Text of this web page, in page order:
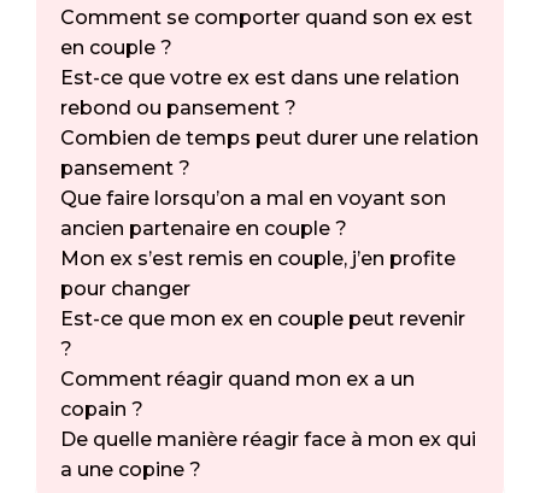
Comment se comporter quand son ex est
en couple ?
Est-ce que votre ex est dans une relation
rebond ou pansement ?
Combien de temps peut durer une relation
pansement ?
Que faire lorsqu’on a mal en voyant son
ancien partenaire en couple ?
Mon ex s’est remis en couple, j’en profite
pour changer
Est-ce que mon ex en couple peut revenir
?
Comment réagir quand mon ex a un
copain ?
De quelle manière réagir face à mon ex qui
a une copine ?